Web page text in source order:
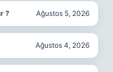
? Ağustos 5, 2026
Ağustos 4, 2026